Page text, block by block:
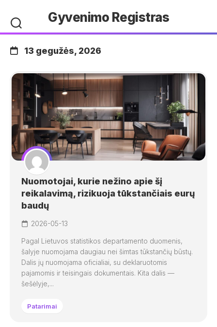
content
Gyvenimo Registras
13 gegužės, 2026
Nuomotojai, kurie nežino apie šį
reikalavimą, rizikuoja tūkstančiais eurų
baudų
2026-05-13
Pagal Lietuvos statistikos departamento duomenis,
šalyje nuomojama daugiau nei šimtas tūkstančių būstų.
Dalis jų nuomojama oficialiai, su deklaruotomis
pajamomis ir teisingais dokumentais. Kita dalis —
šešėlyje,...
Patarimai